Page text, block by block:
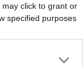
click to grant or
specified purposes